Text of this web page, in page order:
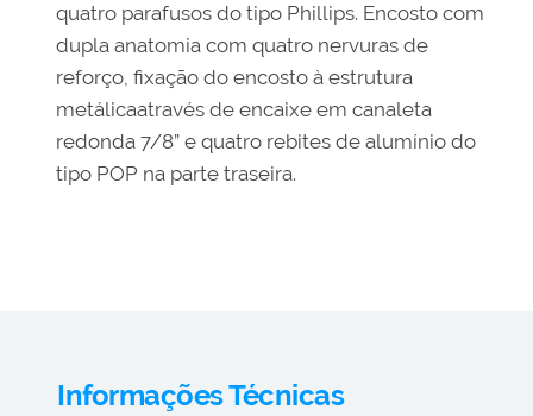
quatro parafusos do tipo Phillips. Encosto com
dupla anatomia com quatro nervuras de
reforço, fixação do encosto à estrutura
metálicaatravés de encaixe em canaleta
redonda 7/8” e quatro rebites de alumínio do
tipo POP na parte traseira.
Informações Técnicas